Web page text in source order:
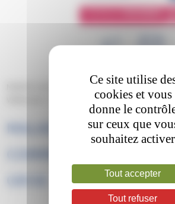
ESPACEMEMBRE
Documentation/Documents à
Willebrand : comment aborder la zone grise
MALADIE DE
COMMENT ABORDER LA
GRISE
Ce site utilise
cookies et vous
donne le
sur ceux que
souhaitez activer
Tout accepter
Tout refuser